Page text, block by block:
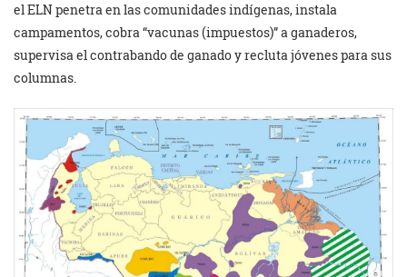
el ELN penetra en las comunidades indígenas, instala
campamentos, cobra “vacunas (impuestos)” a ganaderos,
supervisa el contrabando de ganado y recluta jóvenes para sus
columnas.